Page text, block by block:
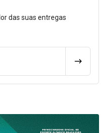
o Frete
das suas entregas